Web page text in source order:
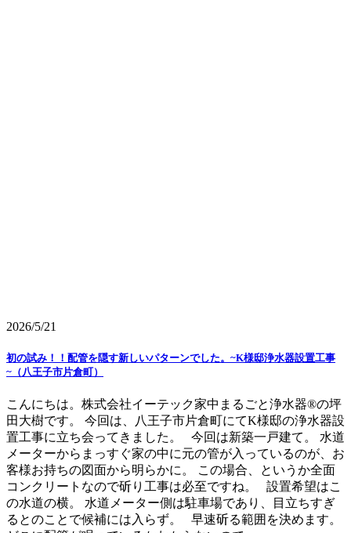
2026/5/21
初の試み！！配管を隠す新しいパターンでした。~K様邸浄水器設置工事
~（八王子市片倉町）
こんにちは。株式会社イーテック家中まるごと浄水器®の坪
田大樹です。 今回は、八王子市片倉町にてK様邸の浄水器設
置工事に立ち会ってきました。 今回は新築一戸建て。 水道
メーターからまっすぐ家の中に元の管が入っているのが、お
客様お持ちの図面から明らかに。 この場合、というか全面
コンクリートなので斫り工事は必至ですね。 設置希望はこ
の水道の横。 水道メーター側は駐車場であり、目立ちすぎ
るとのことで候補には入らず。 早速斫る範囲を決めます。